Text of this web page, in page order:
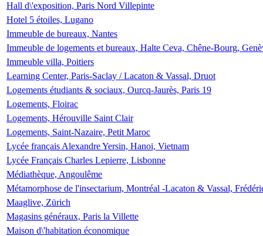
Hall d\'exposition, Paris Nord Villepinte
Hotel 5 étoiles, Lugano
Immeuble de bureaux, Nantes
Immeuble de logements et bureaux, Halte Ceva, Chêne-Bourg,
Immeuble villa, Poitiers
Learning Center, Paris-Saclay / Lacaton & Vassal, Druot
Logements étudiants & sociaux, Ourcq-Jaurès, Paris 19
Logements, Floirac
Logements, Hérouville Saint Clair
Logements, Saint-Nazaire, Petit Maroc
Lycée français Alexandre Yersin, Hanoi, Vietnam
Lycée Français Charles Lepierre, Lisbonne
Médiathèque, Angoulême
Métamorphose de l'insectarium, Montréal -Lacaton & Vassal,
Maaglive, Zürich
Magasins généraux, Paris la Villette
Maison d\'habitation économique